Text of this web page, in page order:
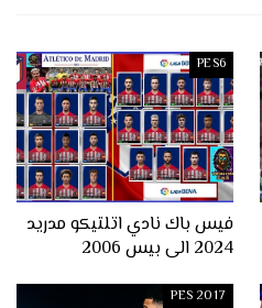
PES6
فيس باك نادي اتلتيكو مدريد
2024 الى بيس 2006
PES 2017